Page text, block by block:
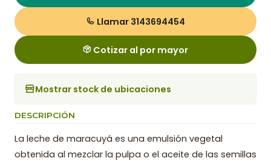
Llamar 3143694454
Cotizar al por mayor
Mostrar stock de ubicaciones
DESCRIPCIÓN
La leche de maracuyá es una emulsión vegetal
obtenida al mezclar la pulpa o el aceite de las semillas